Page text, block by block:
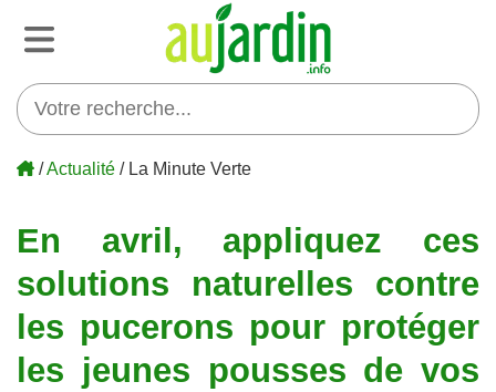
/Actualité / La Minute Verte
En avril, appliquez ces
solutions naturelles contre
les pucerons pour protéger
les jeunes pousses de vos